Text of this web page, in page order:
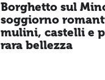
Borghetto sul
soggiorno
mulini, castelli e
rara bellezza